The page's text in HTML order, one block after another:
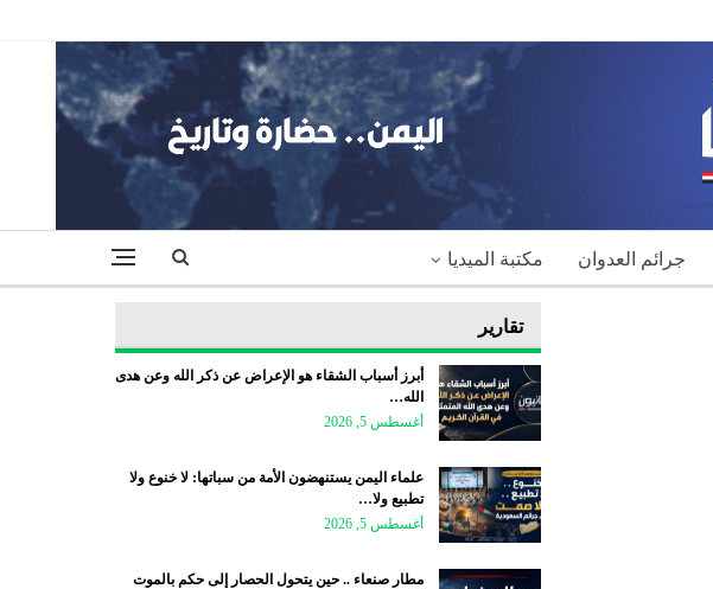
جرائم العدوان مكتبة الميديا
تقارير
أبرز أسباب الشقاء هو الإعراض عن ذكر الله وعن هدى
الله…
أغسطس 5, 2026
علماء اليمن يستنهضون الأمة من سباتها: لا خنوع ولا
تطبيع ولا…
أغسطس 5, 2026
مطار صنعاء .. حين يتحول الحصار إلى حكم بالموت